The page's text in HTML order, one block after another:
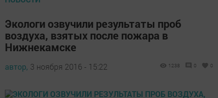
Экологи озвучили результаты проб
воздуха, взятых после пожара в
Нижнекамске
автор, 3 ноября 2016 - 15:22 1238 0 0